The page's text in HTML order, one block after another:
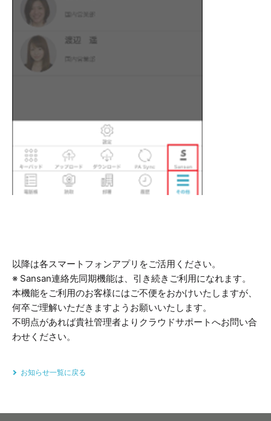
以降は各スマートフォンアプリをご活用ください。
※ Sansan連絡先同期機能は、引き続きご利用になれます。
本機能をご利用のお客様にはご不便をおかけいたしますが、
何卒ご理解いただきますようお願いいたします。
不明点があれば貴社管理者よりクラウドサポートへお問い合
わせください。
お知らせ一覧に戻る